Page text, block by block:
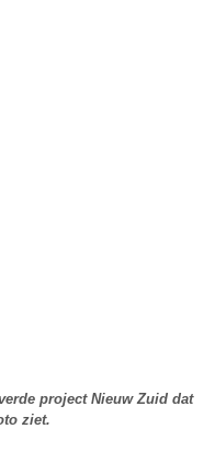
project Nieuw Zuid dat
ziet.